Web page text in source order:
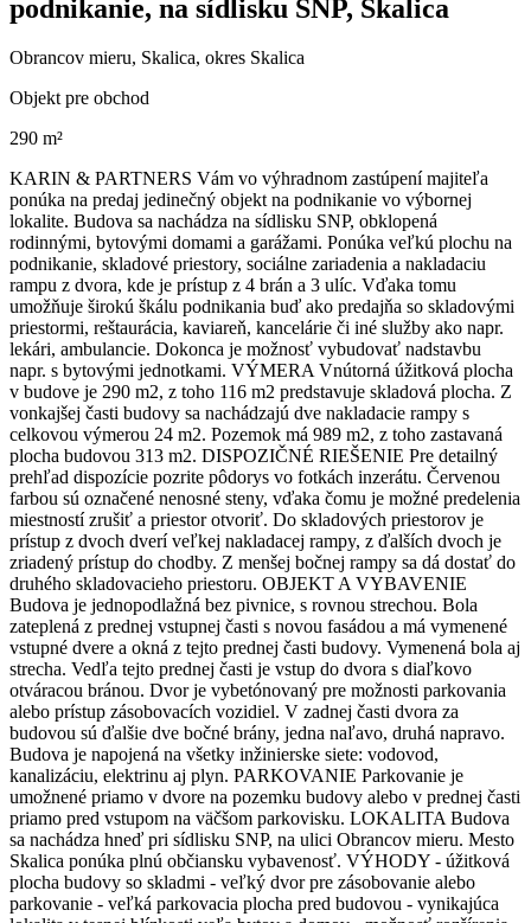
podnikanie, na sídlisku SNP, Skalica
Obrancov mieru, Skalica, okres Skalica
Objekt pre obchod
290 m²
KARIN & PARTNERS Vám vo výhradnom zastúpení majiteľa
ponúka na predaj jedinečný objekt na podnikanie vo výbornej
lokalite. Budova sa nachádza na sídlisku SNP, obklopená
rodinnými, bytovými domami a garážami. Ponúka veľkú plochu na
podnikanie, skladové priestory, sociálne zariadenia a nakladaciu
rampu z dvora, kde je prístup z 4 brán a 3 ulíc. Vďaka tomu
umožňuje širokú škálu podnikania buď ako predajňa so skladovými
priestormi, reštaurácia, kaviareň, kancelárie či iné služby ako napr.
lekári, ambulancie. Dokonca je možnosť vybudovať nadstavbu
napr. s bytovými jednotkami. VÝMERA Vnútorná úžitková plocha
v budove je 290 m2, z toho 116 m2 predstavuje skladová plocha. Z
vonkajšej časti budovy sa nachádzajú dve nakladacie rampy s
celkovou výmerou 24 m2. Pozemok má 989 m2, z toho zastavaná
plocha budovou 313 m2. DISPOZIČNÉ RIEŠENIE Pre detailný
prehľad dispozície pozrite pôdorys vo fotkách inzerátu. Červenou
farbou sú označené nenosné steny, vďaka čomu je možné predelenia
miestností zrušiť a priestor otvoriť. Do skladových priestorov je
prístup z dvoch dverí veľkej nakladacej rampy, z ďalších dvoch je
zriadený prístup do chodby. Z menšej bočnej rampy sa dá dostať do
druhého skladovacieho priestoru. OBJEKT A VYBAVENIE
Budova je jednopodlažná bez pivnice, s rovnou strechou. Bola
zateplená z prednej vstupnej časti s novou fasádou a má vymenené
vstupné dvere a okná z tejto prednej časti budovy. Vymenená bola aj
strecha. Vedľa tejto prednej časti je vstup do dvora s diaľkovo
otváracou bránou. Dvor je vybetónovaný pre možnosti parkovania
alebo prístup zásobovacích vozidiel. V zadnej časti dvora za
budovou sú ďalšie dve bočné brány, jedna naľavo, druhá napravo.
Budova je napojená na všetky inžinierske siete: vodovod,
kanalizáciu, elektrinu aj plyn. PARKOVANIE Parkovanie je
umožnené priamo v dvore na pozemku budovy alebo v prednej časti
priamo pred vstupom na väčšom parkovisku. LOKALITA Budova
sa nachádza hneď pri sídlisku SNP, na ulici Obrancov mieru. Mesto
Skalica ponúka plnú občiansku vybavenosť. VÝHODY - úžitková
plocha budovy so skladmi - veľký dvor pre zásobovanie alebo
parkovanie - veľká parkovacia plocha pred budovou - vynikajúca